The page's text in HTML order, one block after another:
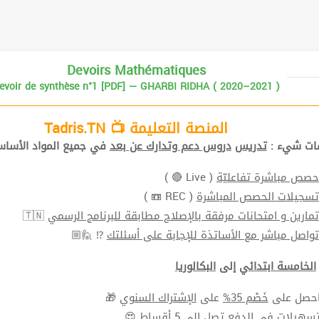
Devoirs Mathématiques
de synthèse n°1 [PDF] — GHARBI RIDHA ( 2020–2021 )
المنصة التعليمة 📺 Tadris.TN
شيء :تدريس دروس دعم وتدارك عن بعدفي جميع المواد
حصص مباشرة تفاعليّة( Live 🔴 )
تسجيلات الحصص المباشرة( REC 📼 )
تمارين و امتحانات مرفقة بالإصلاح مطابقة للبرنامج الرسمي 🇹🇳
تواصل مباشر مع الأساتذة للإجابة على أسئلتك⁉ 🙋🏼
الخامسة ابتدائيإلىالبكالوريا
علىخَصْم 35% علىالإشتراك السنوي 🎁